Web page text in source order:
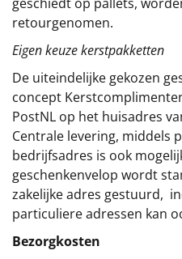
retourgenomen.
Eigen keuze kerstpakketten
De uiteindelijke gekozen
concept
PostNL op het huisadres
Centrale levering, middels
bedrijfsadres is ook
geschenkenvelop wordt
zakelijke adres gestuurd,
particuliere adressen kan
Bezorgkosten